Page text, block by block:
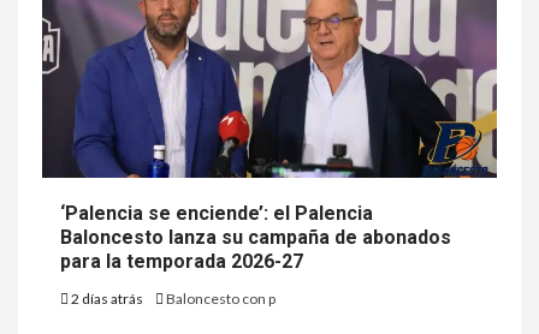
‘Palencia se enciende’: el Palencia
Baloncesto lanza su campaña de abonados
para la temporada 2026-27
2 días atrás Baloncesto con p